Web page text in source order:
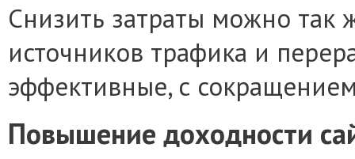
Снизить затраты можно так
источников трафика и
эффективные, с
Повышение доходности